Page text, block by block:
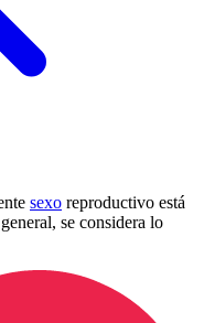
sexo reproductivo está
se considera lo